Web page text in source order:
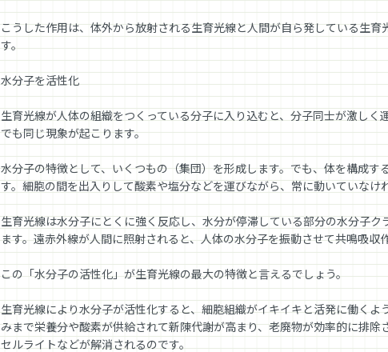
こうした作用は、体外から放射される生育光線と人間が自ら発している生
す。
水分子を活性化
生育光線が人体の組織をつくっている分子に入り込むと、分子同士が激し
でも同じ現象が起こります。
水分子の特徴として、いくつもの（集団）を形成します。でも、体を構成す
す。細胞の間を出入りして酸素や塩分などを運びながら、常に動いていなけ
生育光線は水分子にとくに強く反応し、水分が停滞している部分の水分子
ます。遠赤外線が人間に照射されると、人体の水分子を振動させて共鳴吸収
この「水分子の活性化」が生育光線の最大の特徴と言えるでしょう。
生育光線により水分子が活性化すると、細胞組織がイキイキと活発に働く
みまで栄養分や酸素が供給されて新陳代謝が高まり、老廃物が効率的に排
セルライトなどが解消されるのです。